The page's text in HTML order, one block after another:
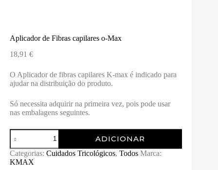
Aplicador de Fibras capilares o-Max
18,91 €
O Aplicador de fibras capilares K-max é indicado para
ajudar na distribuição do produto.
Só necessita adquirir na primeira vez, pois pode usar
nas embalagens seguintes.
Quantidade
de
Aplicador
de
Fibras
ADICIONAR
Categorias: Cuidados Tricológicos, Todos Marca:
KMAX